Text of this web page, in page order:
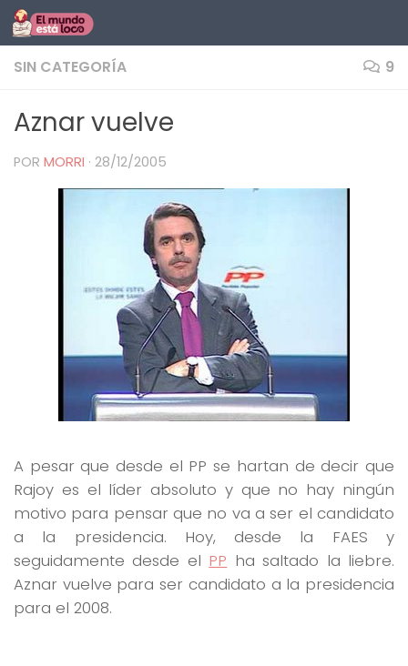
Saltar al contenido
SIN CATEGORÍA 9
Aznar vuelve
POR MORRI · 28/12/2005
A pesar que desde el PP se hartan de decir que
Rajoy es el líder absoluto y que no hay ningún
motivo para pensar que no va a ser el candidato
a la presidencia. Hoy, desde la FAES y
seguidamente desde el PP ha saltado la liebre.
Aznar vuelve para ser candidato a la presidencia
para el 2008.